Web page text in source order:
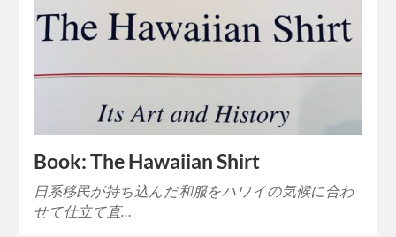
Book: The Hawaiian Shirt
日系移民が持ち込んだ和服をハワイの気候に合わ
せて仕立て直…